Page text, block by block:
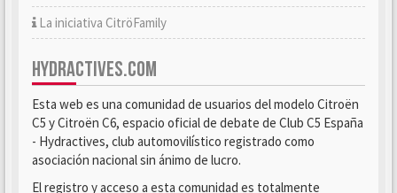
La iniciativa CitröFamily
HYDRACTIVES.COM
Esta web es una comunidad de usuarios del modelo Citroën
C5 y Citroën C6, espacio oficial de debate de Club C5 España
- Hydractives, club automovilístico registrado como
asociación nacional sin ánimo de lucro.
El registro y acceso a esta comunidad es totalmente